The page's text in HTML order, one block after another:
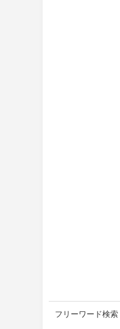
フリーワード検索